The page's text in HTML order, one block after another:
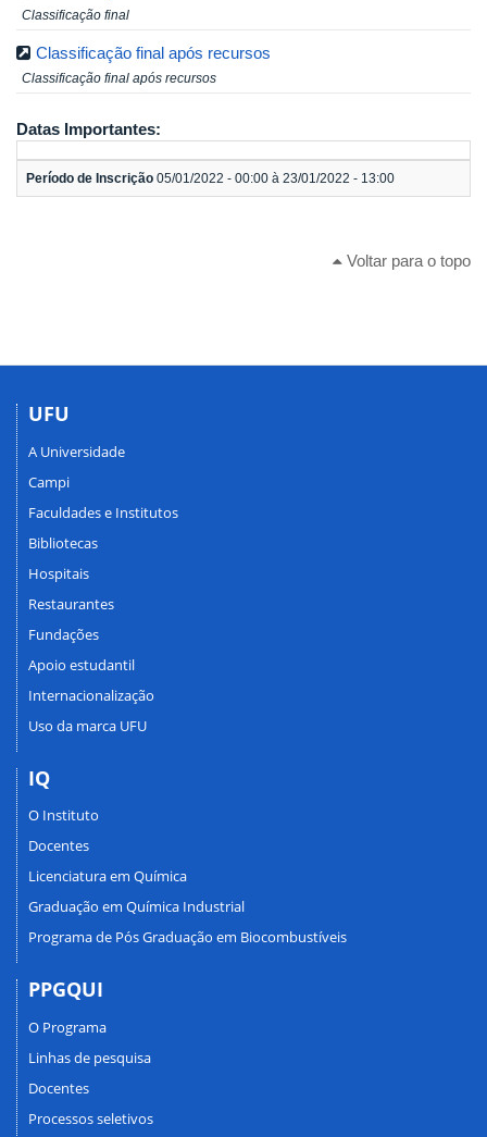
Classificação final
Classificação final após recursos
Classificação final após recursos
Datas Importantes:
Período de Inscrição 05/01/2022 - 00:00 à 23/01/2022 - 13:00
Voltar para o topo
UFU
A Universidade
Campi
Faculdades e Institutos
Bibliotecas
Hospitais
Restaurantes
Fundações
Apoio estudantil
Internacionalização
Uso da marca UFU
IQ
O Instituto
Docentes
Licenciatura em Química
Graduação em Química Industrial
Programa de Pós Graduação em Biocombustíveis
PPGQUI
O Programa
Linhas de pesquisa
Docentes
Processos seletivos